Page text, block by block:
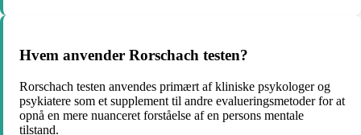
Hvem anvender Rorschach testen?
Rorschach testen anvendes primært af kliniske psykologer og
psykiatere som et supplement til andre evalueringsmetoder for at
opnå en mere nuanceret forståelse af en persons mentale
tilstand.